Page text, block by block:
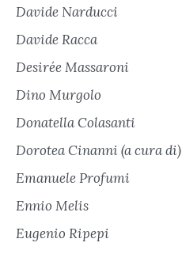
Davide Narducci
Davide Racca
Desirée Massaroni
Dino Murgolo
Donatella Colasanti
Dorotea Cinanni (a cura di)
Emanuele Profumi
Ennio Melis
Eugenio Ripepi